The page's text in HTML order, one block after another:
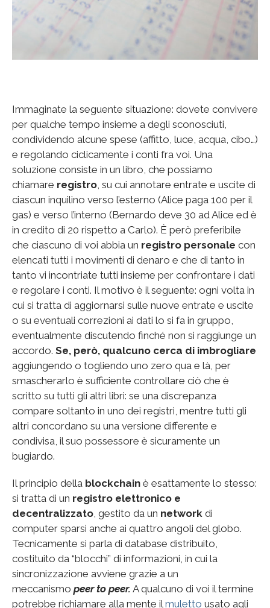
Immaginate la seguente situazione: dovete convivere
per qualche tempo insieme a degli sconosciuti,
condividendo alcune spese (affitto, luce, acqua, cibo…)
e regolando ciclicamente i conti fra voi. Una
soluzione consiste in un libro, che possiamo
chiamare registro , su cui annotare entrate e uscite di
ciascun inquilino verso l’esterno (Alice paga 100 per il
gas) e verso l’interno (Bernardo deve 30 ad Alice ed è
in credito di 20 rispetto a Carlo). È però preferibile
che ciascuno di voi abbia un registro personale con
elencati tutti i movimenti di denaro e che di tanto in
tanto vi incontriate tutti insieme per confrontare i dati
e regolare i conti. Il motivo è il seguente: ogni volta in
cui si tratta di aggiornarsi sulle nuove entrate e uscite
o su eventuali correzioni ai dati lo si fa in gruppo,
eventualmente discutendo finché non si raggiunge un
accordo. Se, però, qualcuno cerca di imbrogliare
aggiungendo o togliendo uno zero qua e là, per
smascherarlo è sufficiente controllare ciò che è
scritto su tutti gli altri libri: se una discrepanza
compare soltanto in uno dei registri, mentre tutti gli
altri concordano su una versione differente e
condivisa, il suo possessore è sicuramente un
bugiardo.
Il principio della blockchain è esattamente lo stesso:
si tratta di un registro elettronico e
decentralizzato , gestito da un network di
computer sparsi anche ai quattro angoli del globo.
Tecnicamente si parla di database distribuito,
costituito da “blocchi” di informazioni, in cui la
sincronizzazione avviene grazie a un
meccanismo peer to peer. A qualcuno di voi il termine
potrebbe richiamare alla mente il muletto usato agli